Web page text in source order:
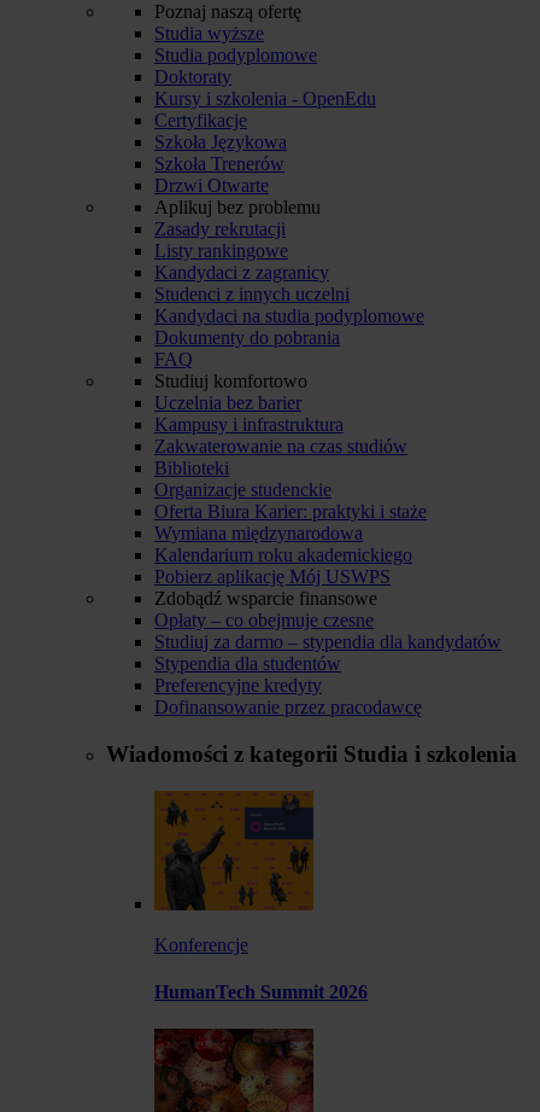
Poznaj naszą ofertę
Studia wyższe
Studia podyplomowe
Doktoraty
Kursy i szkolenia - OpenEdu
Certyfikacje
Szkoła Językowa
Szkoła Trenerów
Drzwi Otwarte
Aplikuj bez problemu
Zasady rekrutacji
Listy rankingowe
Kandydaci z zagranicy
Studenci z innych uczelni
Kandydaci na studia podyplomowe
Dokumenty do pobrania
FAQ
Studiuj komfortowo
Uczelnia bez barier
Kampusy i infrastruktura
Zakwaterowanie na czas studiów
Biblioteki
Organizacje studenckie
Oferta Biura Karier: praktyki i staże
Wymiana międzynarodowa
Kalendarium roku akademickiego
Pobierz aplikację Mój USWPS
Zdobądź wsparcie finansowe
Opłaty – co obejmuje czesne
Studiuj za darmo – stypendia dla kandydatów
Stypendia dla studentów
Preferencyjne kredyty
Dofinansowanie przez pracodawcę
Wiadomości z kategorii Studia i szkolenia
Konferencje
HumanTech Summit 2026